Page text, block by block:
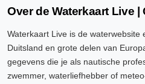
Over de Waterkaart Live |
Waterkaart Live is de waterwebsite
Duitsland en grote delen van
gegevens die je als nautische
zwemmer, waterliefhebber of